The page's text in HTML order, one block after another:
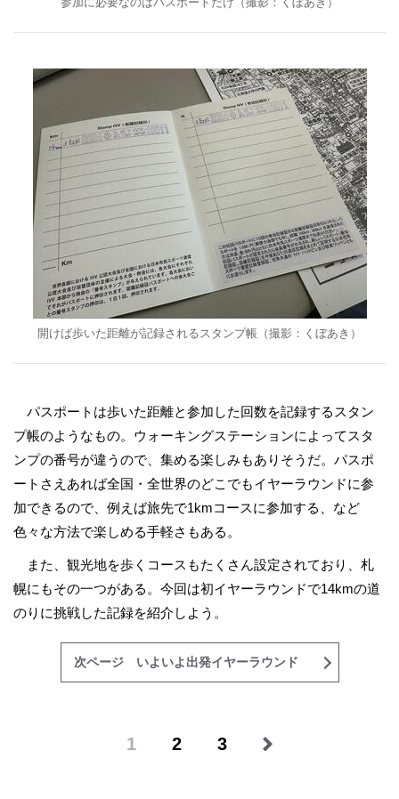
開けば歩いた距離が記録されるスタンプ帳（撮影：くぼあき）
パスポートは歩いた距離と参加した回数を記録するスタン
プ帳のようなもの。ウォーキングステーションによってスタ
ンプの番号が違うので、集める楽しみもありそうだ。パスポ
ートさえあれば全国・全世界のどこでもイヤーラウンドに参
加できるので、例えば旅先で1kmコースに参加する、など
色々な方法で楽しめる手軽さもある。
また、観光地を歩くコースもたくさん設定されており、札
幌にもその一つがある。今回は初イヤーラウンドで14kmの道
のりに挑戦した記録を紹介しよう。
次ページ いよいよ出発イヤーラウンド
1 2 3